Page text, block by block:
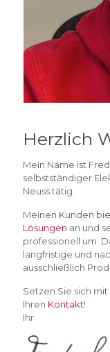
Herzlich
Mein Name ist
selbstständiger
Neuss tätig.
Meinen Kunden
Lösungen an und
professionell um.
langfristige und
ausschließlich
Setzen Sie sich
Ihren Kontakt!
Ihr